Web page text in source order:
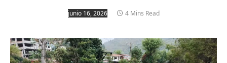
junio 16, 2026 4 Mins Read